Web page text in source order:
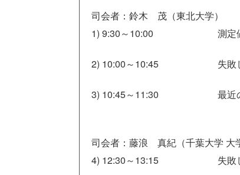
司会者：鈴木 茂（東北大学）
1) 9:30～10:00
測定
2) 10:00～10:45
失敗
3) 10:45～11:30
最近
司会者：藤浪 真紀（千葉大学 大
4) 12:30～13:15
失敗